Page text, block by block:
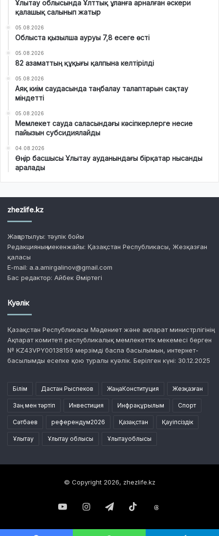
Ұлытау облысында Ұлттық ұланға арналған әскери
қалашық салынып жатыр
05.08.2026
Облыста қызылша ауруы 7,8 есеге өсті
05.08.2026
82 азаматтың құқығы қалпына келтірілді
05.08.2026
Аяқ киім саудасында таңбалау талаптарын сақтау
міндетті
05.08.2026
Мемлекет сауда саласындағы кәсіпкерлерге несие
пайызын субсидиялайды
04.08.2026
Өңір басшысы Ұлытау ауданындағы бірқатар нысанды
аралады
zhezlife.kz
Жаңартылуы: тәулік бойы
Редакцияның мекенжайы: Қазақстан Республикасы, Жезқазған
қаласы
E-mail: a.a.amirgalinov@gmail.com
Бас редактор: Айбек Әміртегі
Куәлік
Қазақстан Республикасы Мәдениет және ақпарат министрлігінің
Ақпарат комитеті республикалық мемлекеттік мекемесі берген
№ KZ43VPY00138159 мерзімді баспа басылымын, интернет-
басылымды есепке қою туралы куәлік. Берілген күні: 30.12.2025
Білім Дастан Рыспеков ЖаңаКонституция Жезқазған
Заң мен тәртіп Инвестиция Инфрақұрылым Спорт
Сәтбаев референдум2026 Қазақстан Қауіпсіздік
Ұлытау Ұлытау облысы Ұлытауоблысы
© Copyright 2026, zhezlife.kz
YouTubeInstagramTelegramTikTok